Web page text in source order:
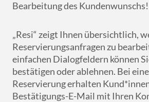
Bearbeitung des Kundenwunschs!
„Resi“ zeigt Ihnen übersichtlich,
Reservierungsanfragen zu
einfachen Dialogfeldern können
bestätigen oder ablehnen. Bei
Reservierung erhalten
Bestätigungs-E-Mail mit Ihren